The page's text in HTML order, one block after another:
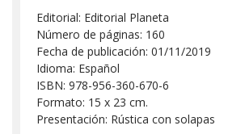
Editorial: Editorial Planeta
Número de páginas: 160
Fecha de publicación: 01/11/2019
Idioma: Español
ISBN: 978-956-360-670-6
Formato: 15 x 23 cm.
Presentación: Rústica con solapas